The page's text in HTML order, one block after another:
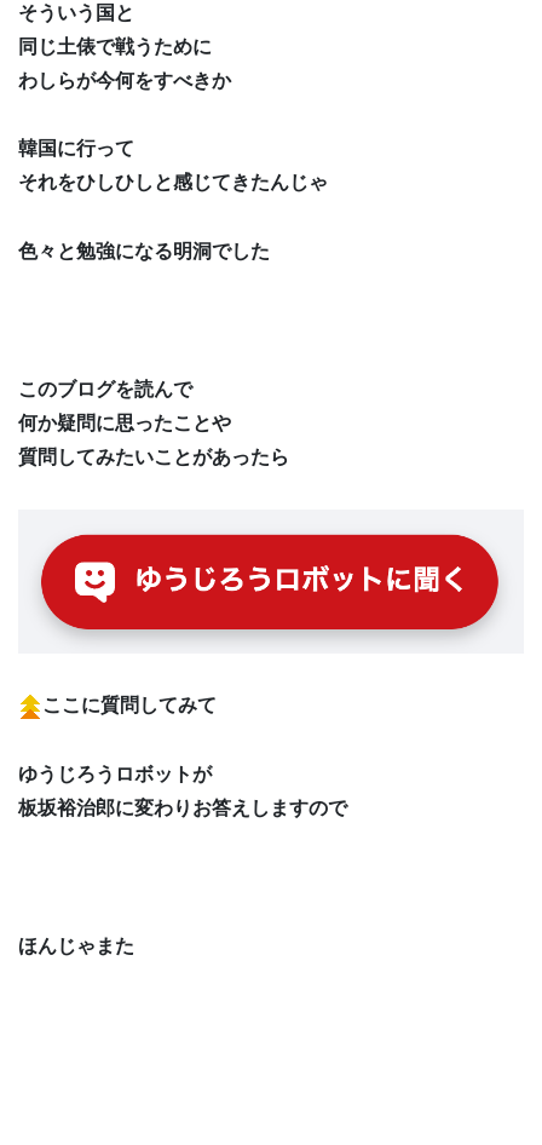
そういう国と
同じ土俵で戦うために
わしらが今何をすべきか
韓国に行って
それをひしひしと感じてきたんじゃ
色々と勉強になる明洞でした
このブログを読んで
何か疑問に思ったことや
質問してみたいことがあったら
ここに質問してみて
ゆうじろうロボットが
板坂裕治郎に変わりお答えしますので
ほんじゃまた